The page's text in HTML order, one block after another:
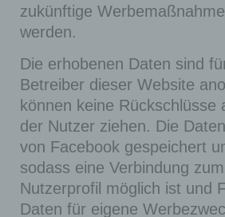
zukünftige
werden.
Die erhobenen Daten sind
Betreiber dieser Website
können keine Rückschlüsse
der Nutzer ziehen. Die
von Facebook gespeichert
sodass eine Verbindung
Nutzerprofil möglich ist und
Daten für eigene